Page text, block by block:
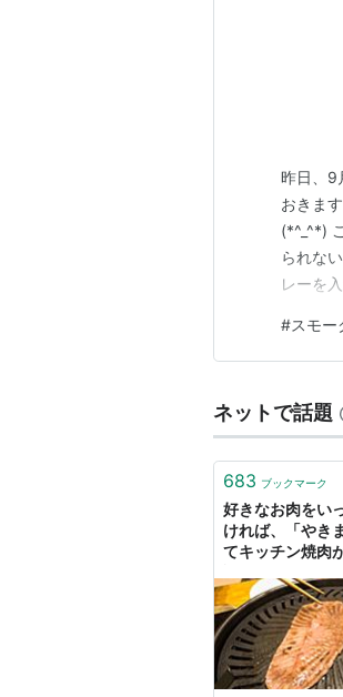
昨日、9
おきま
(*^_^*)
られな
レーを
添えて
分20秒
#スモー
ネットで話題
683 ブックマーク
好きなお肉をい
ければ、「やき
てキッチン焼肉